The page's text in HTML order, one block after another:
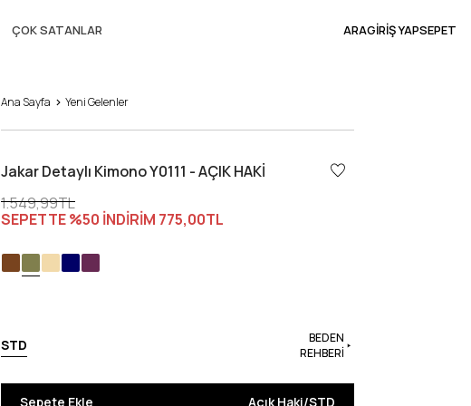
ÇOK SATANLAR ARAGİRİŞ YAPSEPET
Ana Sayfa Yeni Gelenler
Jakar Detaylı Kimono Y0111 - AÇIK HAKİ
1.549,99TL
SEPETTE %50 İNDİRİM 775,00TL
STD
BEDEN
REHBERİ
Sepete Ekle Açık Haki/STD